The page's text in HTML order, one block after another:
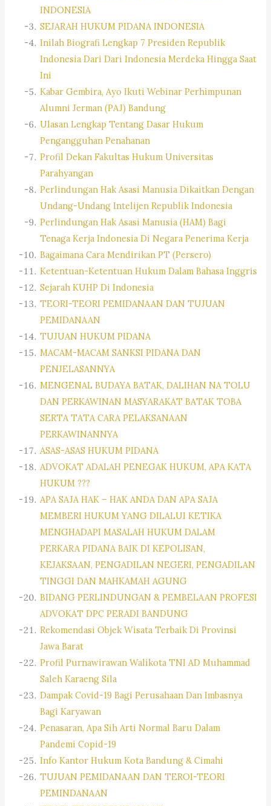
INDONESIA
SEJARAH HUKUM PIDANA INDONESIA
Inilah Biografi Lengkap 7 Presiden Republik
Indonesia Dari Dari Indonesia Merdeka Hingga Saat
Ini
Kabar Gembira, Ayo Ikuti Webinar Perhimpunan
Alumni Jerman (PAJ) Bandung
Ulasan Lengkap Tentang Dasar Hukum
Pengangguhan Penahanan
Profil Dekan Fakultas Hukum Universitas
Parahyangan
Perlindungan Hak Asasi Manusia Dikaitkan Dengan
Undang-Undang Intelijen Republik Indonesia
Perlindungan Hak Asasi Manusia (HAM) Bagi
Tenaga Kerja Indonesia Di Negara Penerima Kerja
Bagaimana Cara Mendirikan PT (Persero)
Ketentuan-Ketentuan Hukum Dalam Bahasa Inggris
Sejarah KUHP Di Indonesia
TEORI-TEORI PEMIDANAAN DAN TUJUAN
PEMIDANAAN
TUJUAN HUKUM PIDANA
MACAM-MACAM SANKSI PIDANA DAN
PENJELASANNYA
MENGENAL BUDAYA BATAK, DALIHAN NA TOLU
DAN PERKAWINAN MASYARAKAT BATAK TOBA
SERTA TATA CARA PELAKSANAAN
PERKAWINANNYA
ASAS-ASAS HUKUM PIDANA
ADVOKAT ADALAH PENEGAK HUKUM, APA KATA
HUKUM ???
APA SAJA HAK – HAK ANDA DAN APA SAJA
MEMBERI HUKUM YANG DILALUI KETIKA
MENGHADAPI MASALAH HUKUM DALAM
PERKARA PIDANA BAIK DI KEPOLISAN,
KEJAKSAAN, PENGADILAN NEGERI, PENGADILAN
TINGGI DAN MAHKAMAH AGUNG
BIDANG PERLINDUNGAN & PEMBELAAN PROFESI
ADVOKAT DPC PERADI BANDUNG
Rekomendasi Objek Wisata Terbaik Di Provinsi
Jawa Barat
Profil Purnawirawan Walikota TNI AD Muhammad
Saleh Karaeng Sila
Dampak Covid-19 Bagi Perusahaan Dan Imbasnya
Bagi Karyawan
Penasaran, Apa Sih Arti Normal Baru Dalam
Pandemi Copid-19
Info Kantor Hukum Kota Bandung & Cimahi
TUJUAN PEMIDANAAN DAN TEROI-TEORI
PEMINDANAAN